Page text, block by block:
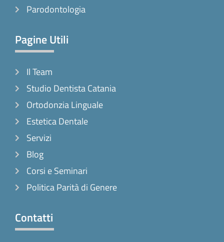
Parodontologia
Pagine Utili
Il Team
Studio Dentista Catania
Ortodonzia Linguale
Estetica Dentale
Servizi
Blog
Corsi e Seminari
Politica Parità di Genere
Contatti